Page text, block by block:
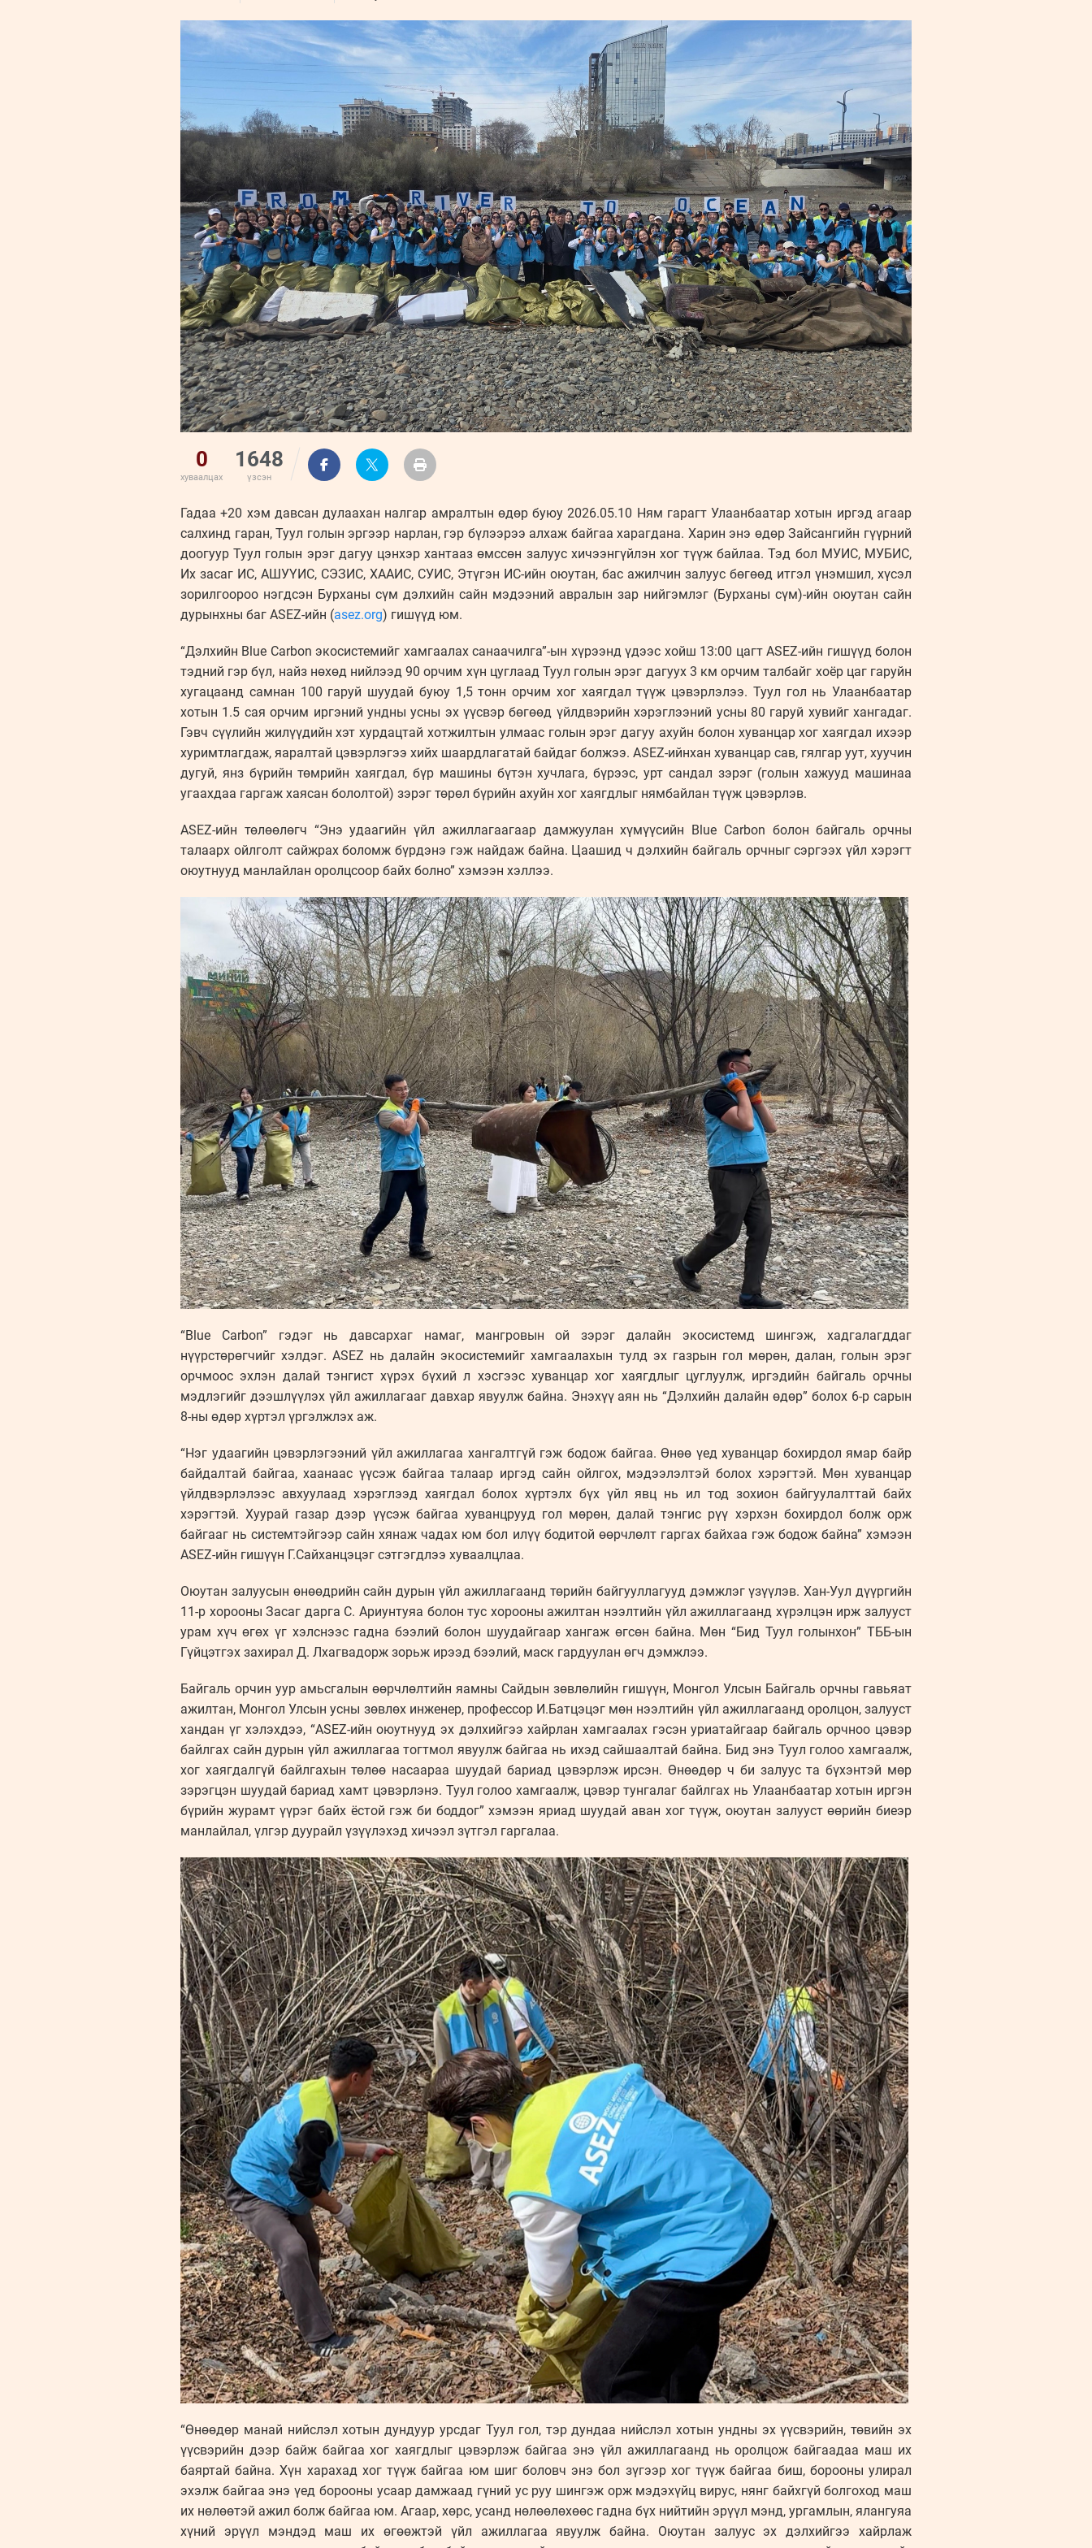
0
хуваалцах
1648
үзсэн
Гадаа +20 хэм давсан дулаахан налгар амралтын өдөр буюу 2026.05.10 Ням гарагт Улаанбаатар хотын иргэд агаар
салхинд гаран, Туул голын эргээр нарлан, гэр бүлээрээ алхаж байгаа харагдана. Харин энэ өдөр Зайсангийн гүүрний
доогуур Туул голын эрэг дагуу цэнхэр хантааз өмссөн залуус хичээнгүйлэн хог түүж байлаа. Тэд бол МУИС, МУБИС,
Их засаг ИС, АШУҮИС, СЭЗИС, ХААИС, СУИС, Этүгэн ИС-ийн оюутан, бас ажилчин залуус бөгөөд итгэл үнэмшил, хүсэл
зорилгоороо нэгдсэн Бурханы сүм дэлхийн сайн мэдээний авралын зар нийгэмлэг (Бурханы сүм)-ийн оюутан сайн
дурынхны баг ASEZ-ийн (asez.org) гишүүд юм.
“Дэлхийн Blue Carbon экосистемийг хамгаалах санаачилга”-ын хүрээнд үдээс хойш 13:00 цагт ASEZ-ийн гишүүд болон
тэдний гэр бүл, найз нөхөд нийлээд 90 орчим хүн цуглаад Туул голын эрэг дагуух 3 км орчим талбайг хоёр цаг гаруйн
хугацаанд самнан 100 гаруй шуудай буюу 1,5 тонн орчим хог хаягдал түүж цэвэрлэлээ. Туул гол нь Улаанбаатар
хотын 1.5 сая орчим иргэний ундны усны эх үүсвэр бөгөөд үйлдвэрийн хэрэглээний усны 80 гаруй хувийг хангадаг.
Гэвч сүүлийн жилүүдийн хэт хурдацтай хотжилтын улмаас голын эрэг дагуу ахуйн болон хуванцар хог хаягдал ихээр
хуримтлагдаж, яаралтай цэвэрлэгээ хийх шаардлагатай байдаг болжээ. ASEZ-ийнхан хуванцар сав, гялгар уут, хуучин
дугуй, янз бүрийн төмрийн хаягдал, бүр машины бүтэн хучлага, бүрээс, урт сандал зэрэг (голын хажууд машинаа
угаахдаа гаргаж хаясан бололтой) зэрэг төрөл бүрийн ахуйн хог хаягдлыг нямбайлан түүж цэвэрлэв.
ASEZ-ийн төлөөлөгч “Энэ удаагийн үйл ажиллагаагаар дамжуулан хүмүүсийн Blue Carbon болон байгаль орчны
талаарх ойлголт сайжрах боломж бүрдэнэ гэж найдаж байна. Цаашид ч дэлхийн байгаль орчныг сэргээх үйл хэрэгт
оюутнууд манлайлан оролцсоор байх болно” хэмээн хэллээ.
“Blue Carbon” гэдэг нь давсархаг намаг, мангровын ой зэрэг далайн экосистемд шингэж, хадгалагддаг
нүүрстөрөгчийг хэлдэг. ASEZ нь далайн экосистемийг хамгаалахын тулд эх газрын гол мөрөн, далан, голын эрэг
орчмоос эхлэн далай тэнгист хүрэх бүхий л хэсгээс хуванцар хог хаягдлыг цуглуулж, иргэдийн байгаль орчны
мэдлэгийг дээшлүүлэх үйл ажиллагааг давхар явуулж байна. Энэхүү аян нь “Дэлхийн далайн өдөр” болох 6-р сарын
8-ны өдөр хүртэл үргэлжлэх аж.
“Нэг удаагийн цэвэрлэгээний үйл ажиллагаа хангалтгүй гэж бодож байгаа. Өнөө үед хуванцар бохирдол ямар байр
байдалтай байгаа, хаанаас үүсэж байгаа талаар иргэд сайн ойлгох, мэдээлэлтэй болох хэрэгтэй. Мөн хуванцар
үйлдвэрлэлээс авхуулаад хэрэглээд хаягдал болох хүртэлх бүх үйл явц нь ил тод зохион байгуулалттай байх
хэрэгтэй. Хуурай газар дээр үүсэж байгаа хуванцрууд гол мөрөн, далай тэнгис рүү хэрхэн бохирдол болж орж
байгааг нь системтэйгээр сайн хянаж чадах юм бол илүү бодитой өөрчлөлт гаргах байхаа гэж бодож байна” хэмээн
ASEZ-ийн гишүүн Г.Сайханцэцэг сэтгэгдлээ хуваалцлаа.
Оюутан залуусын өнөөдрийн сайн дурын үйл ажиллагаанд төрийн байгууллагууд дэмжлэг үзүүлэв. Хан-Уул дүүргийн
11-р хорооны Засаг дарга С. Ариунтуяа болон тус хорооны ажилтан нээлтийн үйл ажиллагаанд хүрэлцэн ирж залууст
урам хүч өгөх үг хэлснээс гадна бээлий болон шуудайгаар хангаж өгсөн байна. Мөн “Бид Туул голынхон” ТББ-ын
Гүйцэтгэх захирал Д. Лхагвадорж зорьж ирээд бээлий, маск гардуулан өгч дэмжлээ.
Байгаль орчин уур амьсгалын өөрчлөлтийн яамны Сайдын зөвлөлийн гишүүн, Монгол Улсын Байгаль орчны гавьяат
ажилтан, Монгол Улсын усны зөвлөх инженер, профессор И.Батцэцэг мөн нээлтийн үйл ажиллагаанд оролцон, залууст
хандан үг хэлэхдээ, “ASEZ-ийн оюутнууд эх дэлхийгээ хайрлан хамгаалах гэсэн уриатайгаар байгаль орчноо цэвэр
байлгах сайн дурын үйл ажиллагаа тогтмол явуулж байгаа нь ихэд сайшаалтай байна. Бид энэ Туул голоо хамгаалж,
хог хаягдалгүй байлгахын төлөө насаараа шуудай бариад цэвэрлэж ирсэн. Өнөөдөр ч би залуус та бүхэнтэй мөр
зэрэгцэн шуудай бариад хамт цэвэрлэнэ. Туул голоо хамгаалж, цэвэр тунгалаг байлгах нь Улаанбаатар хотын иргэн
бүрийн журамт үүрэг байх ёстой гэж би боддог” хэмээн яриад шуудай аван хог түүж, оюутан залууст өөрийн биеэр
манлайлал, үлгэр дуурайл үзүүлэхэд хичээл зүтгэл гаргалаа.
“Өнөөдөр манай нийслэл хотын дундуур урсдаг Туул гол, тэр дундаа нийслэл хотын ундны эх үүсвэрийн, төвийн эх
үүсвэрийн дээр байж байгаа хог хаягдлыг цэвэрлэж байгаа энэ үйл ажиллагаанд нь оролцож байгаадаа маш их
баяртай байна. Хүн харахад хог түүж байгаа юм шиг боловч энэ бол зүгээр хог түүж байгаа биш, борооны улирал
эхэлж байгаа энэ үед борооны усаар дамжаад гүний ус руу шингэж орж мэдэхүйц вирус, нянг байхгүй болгоход маш
их нөлөөтэй ажил болж байгаа юм. Агаар, хөрс, усанд нөлөөлөхөөс гадна бүх нийтийн эрүүл мэнд, ургамлын, ялангуяа
хүний эрүүл мэндэд маш их өгөөжтэй үйл ажиллагаа явуулж байна. Оюутан залуус эх дэлхийгээ хайрлаж